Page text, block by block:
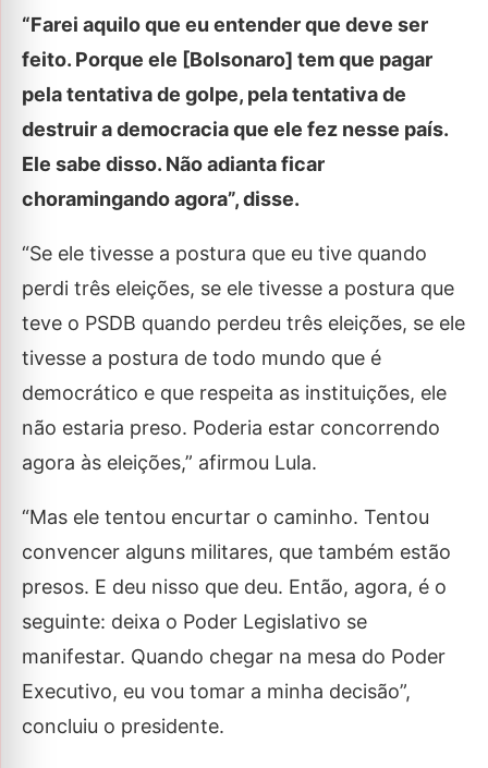
“Farei aquilo que eu entender que deve ser
feito. Porque ele [Bolsonaro] tem que pagar
pela tentativa de golpe, pela tentativa de
destruir a democracia que ele fez nesse país.
Ele sabe disso. Não adianta ficar
choramingando agora”, disse.
“Se ele tivesse a postura que eu tive quando
perdi três eleições, se ele tivesse a postura que
teve o PSDB quando perdeu três eleições, se ele
tivesse a postura de todo mundo que é
democrático e que respeita as instituições, ele
não estaria preso. Poderia estar concorrendo
agora às eleições,” afirmou Lula.
“Mas ele tentou encurtar o caminho. Tentou
convencer alguns militares, que também estão
presos. E deu nisso que deu. Então, agora, é o
seguinte: deixa o Poder Legislativo se
manifestar. Quando chegar na mesa do Poder
Executivo, eu vou tomar a minha decisão”,
concluiu o presidente.